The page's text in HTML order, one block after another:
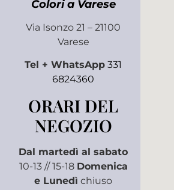
Colori a Varese
Via Isonzo 21 – 21100
Varese
Tel + WhatsApp 331
6824360
ORARI DEL
NEGOZIO
Dal martedì al sabato
10-13 // 15-18 Domenica
e Lunedì chiuso